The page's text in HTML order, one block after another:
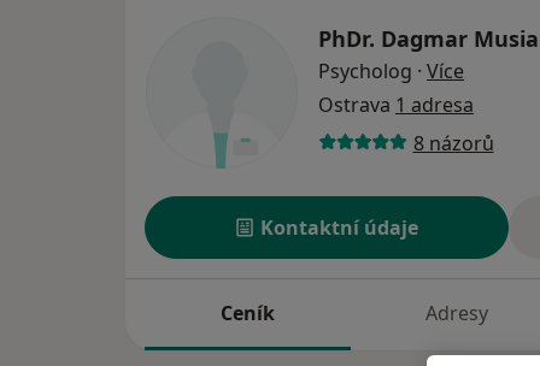
PhDr. Dagmar
Psycholog · Více
Ostrava 1 adresa
8 názorů
Kontaktní údaje
Ceník Adresy